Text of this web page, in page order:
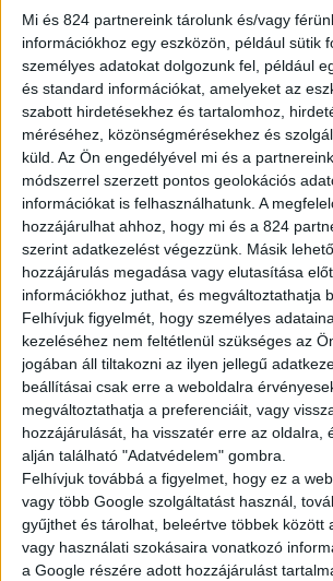
Mi és 824 partnereink tárolunk és/vagy
információkhoz egy eszközön, például sütik
személyes adatokat dolgozunk fel, például
és standard információkat, amelyeket az
szabott hirdetésekhez és tartalomhoz,
méréséhez, közönségmérésekhez és
küld. Az Ön engedélyével mi és a
módszerrel szerzett pontos geolokációs
információkat is felhasználhatunk. A
hozzájárulhat ahhoz, hogy mi és a 824
szerint adatkezelést végezzünk. Másik
hozzájárulás megadása vagy elutasítása
információkhoz juthat, és megváltoztathatja
Felhívjuk figyelmét, hogy személyes
kezeléséhez nem feltétlenül szükséges az
jogában áll tiltakozni az ilyen jellegű
beállításai csak erre a weboldalra
megváltoztathatja a preferenciáit, vagy
hozzájárulását, ha visszatér erre az oldalra,
alján található "Adatvédelem" gombra.
Felhívjuk továbbá a figyelmet, hogy ez a
vagy több Google szolgáltatást használ,
gyűjthet és tárolhat, beleértve többek között
vagy használati szokásaira vonatkozó
a Google részére adott hozzájárulást
TELJES KÍNÁLAT
AKTUÁLIS